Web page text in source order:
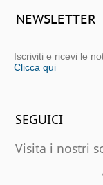
NEWSLETTER
Iscriviti e ricevi le
Clicca qui
SEGUICI
Visita i nostri